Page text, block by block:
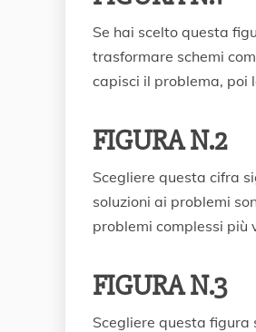
Se hai scelto questa
trasformare schemi
capisci il problema, poi
FIGURA N.2
Scegliere questa cifra
soluzioni ai problemi
problemi complessi più
FIGURA N.3
Scegliere questa